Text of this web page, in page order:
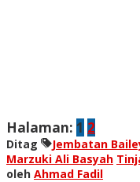
Halaman: 1 2
Ditag Jembatan
Marzuki Ali Basyah
oleh Ahmad Fadil